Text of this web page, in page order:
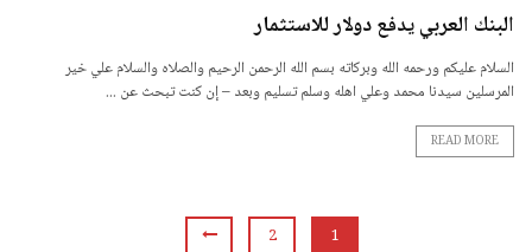
البنك العربي يدفع دولار للاستثمار
السلام عليكم ورحمه الله وبركاته بسم الله الرحمن الرحيم والصلاه والسلام علي خير
المرسلين سيدنا محمد وعلي اهله وسلم تسليم وبعد – إن كنت تبحث عن ...
READ MORE
1
2